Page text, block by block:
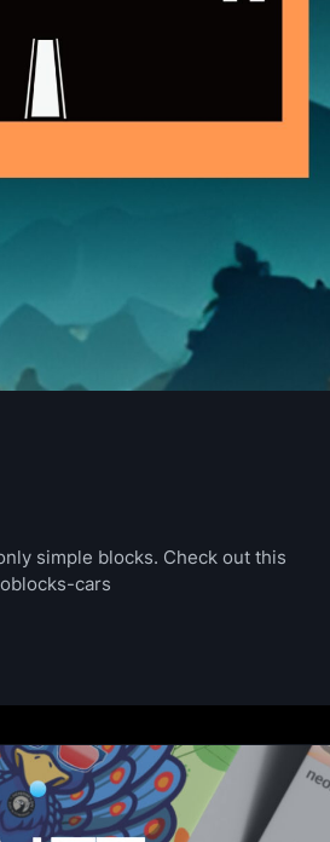
simple blocks. Check out this
cars